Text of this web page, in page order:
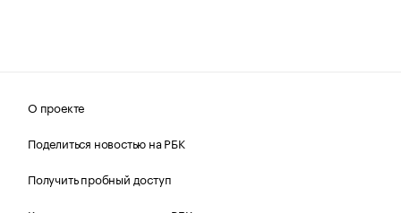
О проекте
Поделиться новостью на РБК
Получить пробный доступ